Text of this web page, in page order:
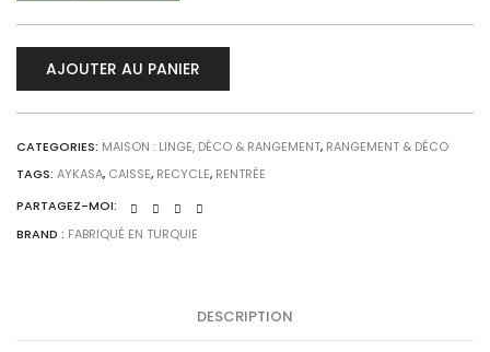
AJOUTER AU PANIER
CATEGORIES: MAISON : LINGE, DÉCO & RANGEMENT, RANGEMENT & DÉCO
TAGS: AYKASA, CAISSE, RECYCLE, RENTRÉE
PARTAGEZ-MOI:
BRAND : FABRIQUÉ EN TURQUIE
DESCRIPTION